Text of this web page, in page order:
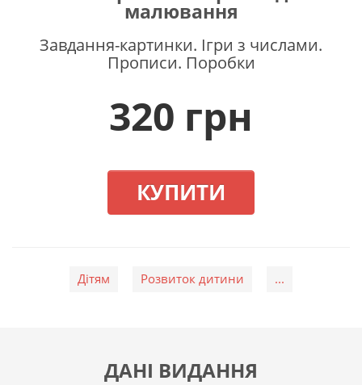
соціальні навички;
Для дітей 4–6 років створені робочі зошити:
«Gakken. Розумні ігри. Розвиток логіки. Звірята.
«Gakken. Розумні ігри. Розвиток здібностей.
Цифри. 4–6 років»
«Gakken. Розумні ігри. Розвиток мислення. 4–6
малювання
Завдання-картинки. Ігри з числами.
Прописи. Поробки
320 грн
КУПИТИ
Дітям Розвиток дитини ...
ДАНІ ВИДАННЯ